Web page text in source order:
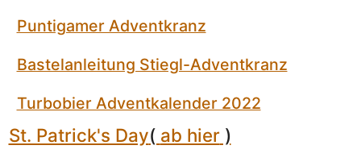
Puntigamer Adventkranz
Bastelanleitung Stiegl-Adventkranz
Turbobier Adventkalender 2022
St. Patrick's Day( ab hier)